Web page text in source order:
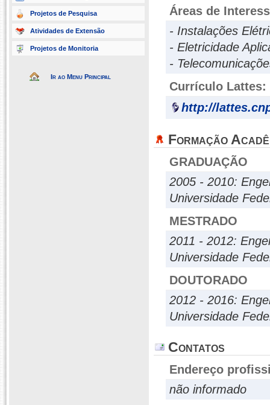
Projetos de Pesquisa
Atividades de Extensão
Projetos de Monitoria
Ir ao Menu Principal
Áreas de
- Instalações
- Eletricidade
-
Currículo Lattes:
http://
Formação
GRADUAÇÃO
2005 - 2010:
Universidade
MESTRADO
2011 - 2012:
Universidade
DOUTORADO
2012 - 2016:
Universidade
Contatos
Endereço
não informado